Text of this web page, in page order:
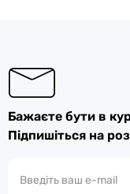
Бажаєте бути в
Підпишіться на